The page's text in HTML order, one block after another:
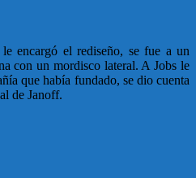
encargó el rediseño, se fue a un
con un mordisco lateral. A Jobs le
que había fundado, se dio cuenta
de Janoff.